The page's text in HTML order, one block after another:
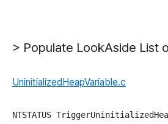
> Populate LookAside List
UninitializedHeapVariable.c
NTSTATUS